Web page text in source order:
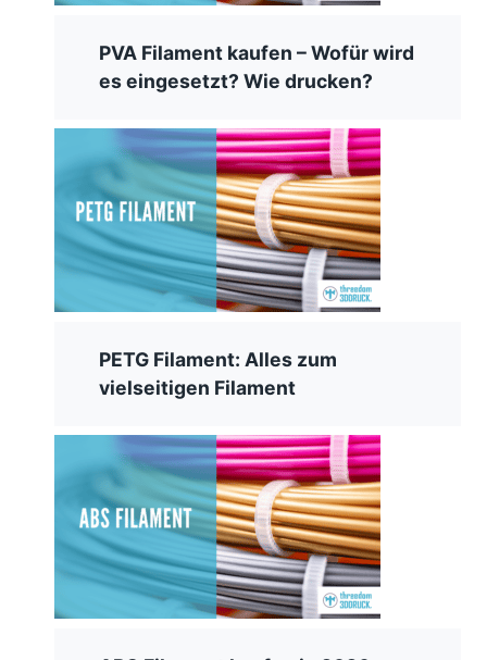
PVA Filament kaufen – Wofür wird
es eingesetzt? Wie drucken?
PETG Filament: Alles zum
vielseitigen Filament